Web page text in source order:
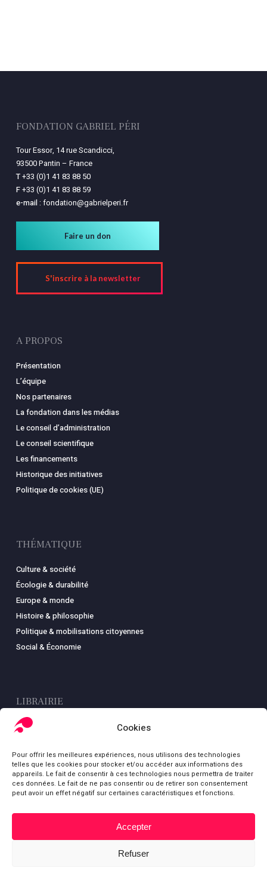
Cookies
Pour offrir les meilleures expériences, nous utilisons des technologies
telles que les cookies pour stocker et/ou accéder aux informations des
appareils. Le fait de consentir à ces technologies nous permettra de traiter
ces données. Le fait de ne pas consentir ou de retirer son consentement
peut avoir un effet négatif sur certaines caractéristiques et fonctions.
Accepter
Refuser
FONDATION GABRIEL PÉRI
Tour Essor, 14 rue Scandicci,
93500 Pantin – France
T+33 (0)1 41 83 88 50
F+33 (0)1 41 83 88 59
e-mail : fondation@gabrielperi.fr
Faire un don
S'inscrire à la newsletter
A PROPOS
Présentation
L’équipe
Nos partenaires
La fondation dans les médias
Le conseil d’administration
Le conseil scientifique
Les financements
Historique des initiatives
Politique de cookies (UE)
THÉMATIQUE
Culture & société
Écologie & durabilité
Europe & monde
Histoire & philosophie
Politique & mobilisations citoyennes
Social & Économie
LIBRAIRIE
Boutique
Mon compte
Conditions générales de ventes
Mentions légales